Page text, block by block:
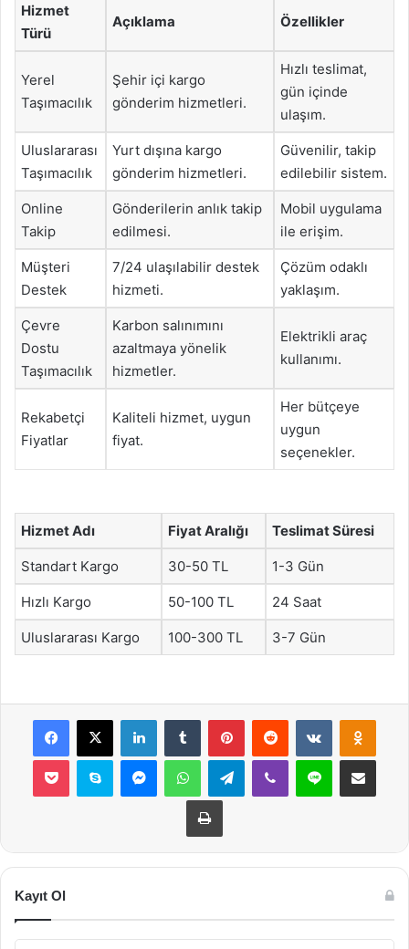
Hizmet
Türü
Açıklama Özellikler
Yerel
Taşımacılık
Şehir içi kargo
gönderim hizmetleri.
Hızlı teslimat,
gün içinde
ulaşım.
Uluslararası
Taşımacılık
Yurt dışına kargo
gönderim hizmetleri.
Güvenilir, takip
edilebilir sistem.
Online
Takip
Gönderilerin anlık takip
edilmesi.
Mobil uygulama
ile erişim.
Müşteri
Destek
7/24 ulaşılabilir destek
hizmeti.
Çözüm odaklı
yaklaşım.
Çevre
Dostu
Taşımacılık
Karbon salınımını
azaltmaya yönelik
hizmetler.
Elektrikli araç
kullanımı.
Rekabetçi
Fiyatlar
Kaliteli hizmet, uygun
fiyat.
Her bütçeye
uygun
seçenekler.
Hizmet Adı Fiyat Aralığı Teslimat Süresi
Standart Kargo 30-50 TL 1-3 Gün
Hızlı Kargo 50-100 TL 24 Saat
Uluslararası Kargo 100-300 TL 3-7 Gün
Facebook
X LinkedInTumblr PinterestReddit VKontakte
Pocket Skype MessengerWhatsAppTelegramViber Line E-Posta ile
Yazdır
Kayıt Ol